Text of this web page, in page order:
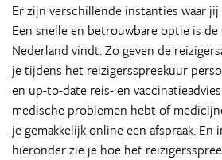
Er zijn verschillende instanties waar
Een snelle en betrouwbare optie is
Nederland vindt. Zo geven de
je tijdens het reizigersspreekuur
en up-to-date reis- en
medische problemen hebt of
je gemakkelijk online een afspraak.
hieronder zie je hoe het